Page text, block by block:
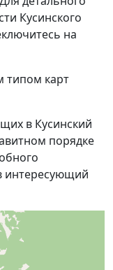
Кусинского
на
типом карт
в Кусинский
порядке
интересующий